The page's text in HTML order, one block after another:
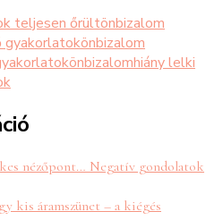
teljesen őrültönbizalom
gyakorlatokönbizalom
önbizalomhiány lelki
nézőpont… Negatív gondolatok
kis áramszünet – a kiégés